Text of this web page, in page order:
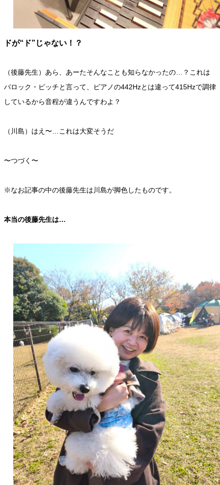
ドが“ド”じゃない！？
（後藤先生）あら、あーたそんなことも知らなかったの…？これは
バロック・ピッチと言って、ピアノの442Hzとは違って415Hzで調律
しているから音程が違うんですわよ？
（川島）はえ〜…これは大変そうだ
〜つづく〜
※なお記事の中の後藤先生は川島が脚色したものです。
本当の後藤先生は…